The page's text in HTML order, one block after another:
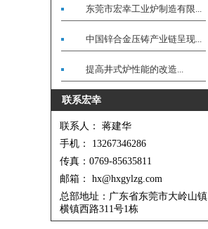
东莞市宏幸工业炉制造有限...
中国锌合金压铸产业链呈现...
提高井式炉性能的改造...
联系宏幸
联系人： 蒋建华
手机： 13267346286
传真：0769-85635811
邮箱： hx@hxgylzg.com
总部地址：广东省东莞市大岭山镇
横镇西路311号1栋